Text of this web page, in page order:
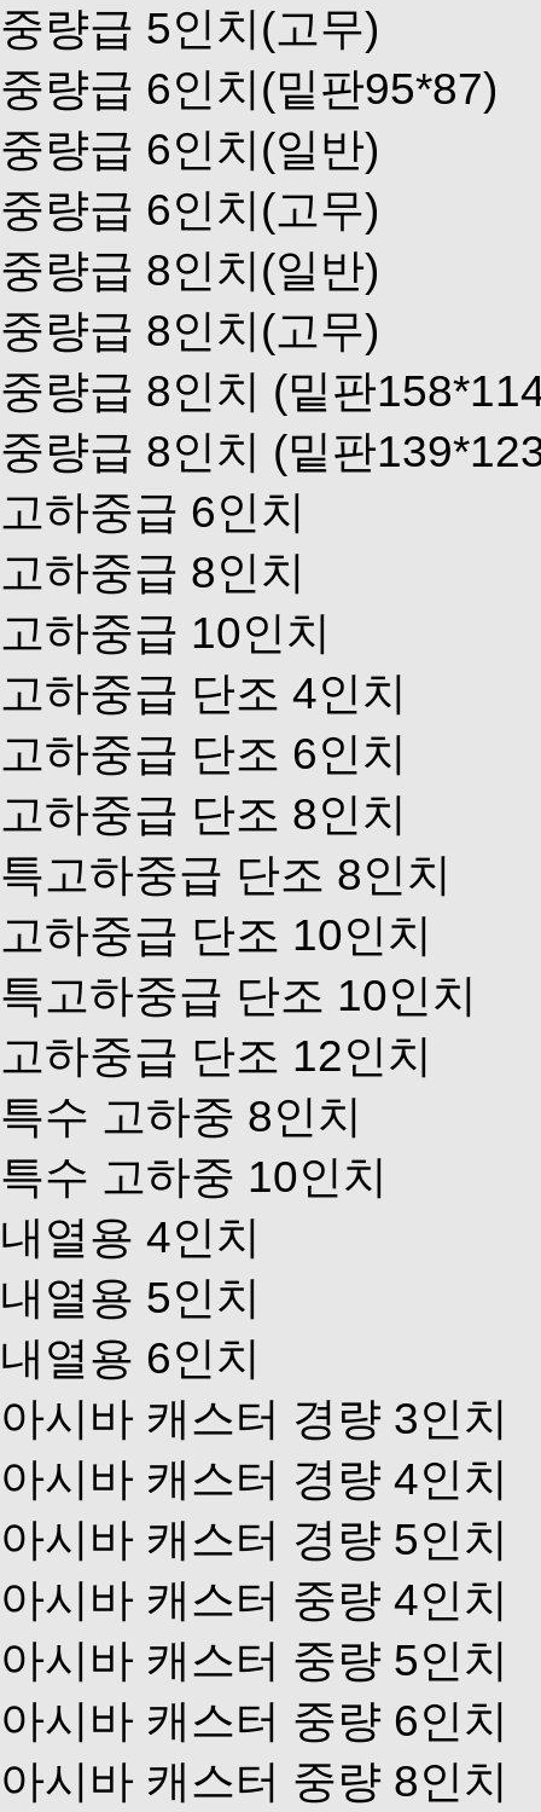
중량급 5인치(고무)
중량급 6인치(밑판95*87)
중량급 6인치(일반)
중량급 6인치(고무)
중량급 8인치(일반)
중량급 8인치(고무)
중량급 8인치 (밑판
중량급 8인치 (밑판
고하중급 6인치
고하중급 8인치
고하중급 10인치
고하중급 단조 4인치
고하중급 단조 6인치
고하중급 단조 8인치
특고하중급 단조 8인치
고하중급 단조 10인치
특고하중급 단조 10인치
고하중급 단조 12인치
특수 고하중 8인치
특수 고하중 10인치
내열용 4인치
내열용 5인치
내열용 6인치
아시바 캐스터 경량 3인치
아시바 캐스터 경량 4인치
아시바 캐스터 경량 5인치
아시바 캐스터 중량 4인치
아시바 캐스터 중량 5인치
아시바 캐스터 중량 6인치
아시바 캐스터 중량 8인치